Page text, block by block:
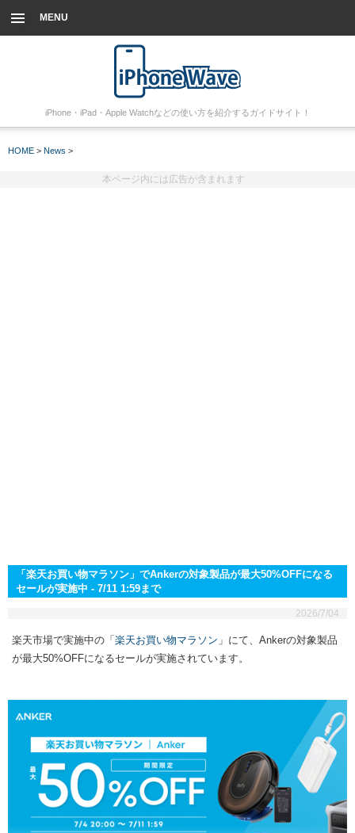
MENU
iPhone・iPad・Apple Watchなどの使い方を紹介するガイドサイト！
HOME > News >
本ページ内には広告が含まれます
「楽天お買い物マラソン」でAnkerの対象製品が最大50%OFFになる
セールが実施中 - 7/11 1:59まで
2026/7/04
楽天市場で実施中の「楽天お買い物マラソン 」にて、Ankerの対象製品
が最大50%OFFになるセールが実施されています。